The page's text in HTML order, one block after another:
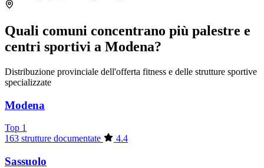
Quali comuni concentrano più palestre e
centri sportivi a Modena?
Distribuzione provinciale dell'offerta fitness e delle strutture sportive
specializzate
Modena
Top 1
163 strutture documentate
4.4
Sassuolo